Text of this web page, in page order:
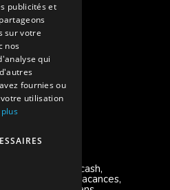
en colonie
Supernova
Mandats cash,
Chèques vacances,
publicités et
sur votre
nos
qui
fournies ou
utilisation